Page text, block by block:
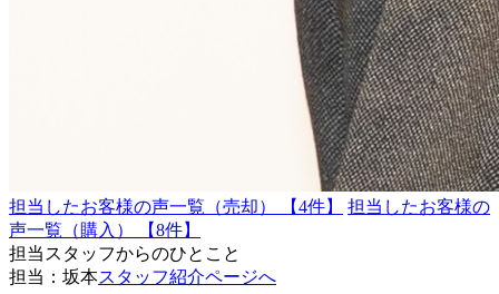
担当したお客様の声一覧（売却） 【4件】
担当したお客様の
声一覧（購入） 【8件】
担当スタッフからのひとこと
担当：坂本スタッフ紹介ページへ